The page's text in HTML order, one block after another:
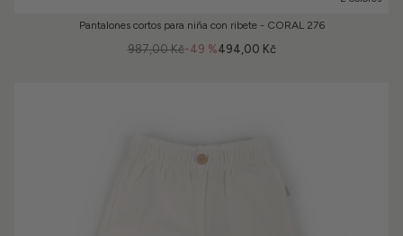
Pantalones cortos para niña con ribete - CORAL 276
-49 %
987,00 Kč 494,00 Kč